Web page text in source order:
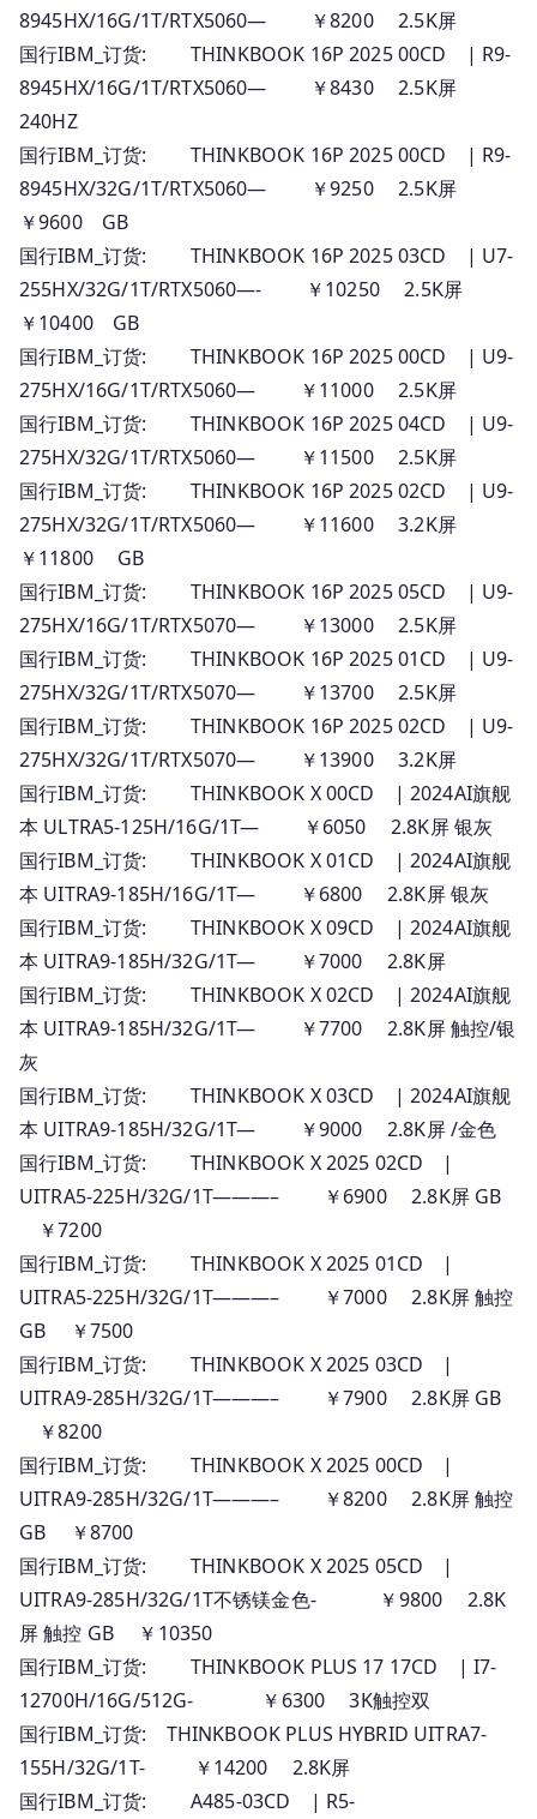
8945HX/16G/1T/RTX5060— ￥8200 2.5K屏
国行IBM_订货: THINKBOOK 16P 2025 00CD | R9-
8945HX/16G/1T/RTX5060— ￥8430 2.5K屏
240HZ
国行IBM_订货: THINKBOOK 16P 2025 00CD | R9-
8945HX/32G/1T/RTX5060— ￥9250 2.5K屏
￥9600 GB
国行IBM_订货: THINKBOOK 16P 2025 03CD | U7-
255HX/32G/1T/RTX5060—- ￥10250 2.5K屏
￥10400 GB
国行IBM_订货: THINKBOOK 16P 2025 00CD | U9-
275HX/16G/1T/RTX5060— ￥11000 2.5K屏
国行IBM_订货: THINKBOOK 16P 2025 04CD | U9-
275HX/32G/1T/RTX5060— ￥11500 2.5K屏
国行IBM_订货: THINKBOOK 16P 2025 02CD | U9-
275HX/32G/1T/RTX5060— ￥11600 3.2K屏
￥11800 GB
国行IBM_订货: THINKBOOK 16P 2025 05CD | U9-
275HX/16G/1T/RTX5070— ￥13000 2.5K屏
国行IBM_订货: THINKBOOK 16P 2025 01CD | U9-
275HX/32G/1T/RTX5070— ￥13700 2.5K屏
国行IBM_订货: THINKBOOK 16P 2025 02CD | U9-
275HX/32G/1T/RTX5070— ￥13900 3.2K屏
国行IBM_订货: THINKBOOK X 00CD | 2024AI旗舰
本 ULTRA5-125H/16G/1T— ￥6050 2.8K屏 银灰
国行IBM_订货: THINKBOOK X 01CD | 2024AI旗舰
本 UITRA9-185H/16G/1T— ￥6800 2.8K屏 银灰
国行IBM_订货: THINKBOOK X 09CD | 2024AI旗舰
本 UITRA9-185H/32G/1T— ￥7000 2.8K屏
国行IBM_订货: THINKBOOK X 02CD | 2024AI旗舰
本 UITRA9-185H/32G/1T— ￥7700 2.8K屏 触控/银
灰
国行IBM_订货: THINKBOOK X 03CD | 2024AI旗舰
本 UITRA9-185H/32G/1T— ￥9000 2.8K屏 /金色
国行IBM_订货: THINKBOOK X 2025 02CD |
UITRA5-225H/32G/1T———– ￥6900 2.8K屏 GB
￥7200
国行IBM_订货: THINKBOOK X 2025 01CD |
UITRA5-225H/32G/1T———– ￥7000 2.8K屏 触控
GB ￥7500
国行IBM_订货: THINKBOOK X 2025 03CD |
UITRA9-285H/32G/1T———– ￥7900 2.8K屏 GB
￥8200
国行IBM_订货: THINKBOOK X 2025 00CD |
UITRA9-285H/32G/1T———– ￥8200 2.8K屏 触控
GB ￥8700
国行IBM_订货: THINKBOOK X 2025 05CD |
UITRA9-285H/32G/1T不锈镁金色- ￥9800 2.8K
屏 触控 GB ￥10350
国行IBM_订货: THINKBOOK PLUS 17 17CD | I7-
12700H/16G/512G- ￥6300 3K触控双
国行IBM_订货: THINKBOOK PLUS HYBRID UITRA7-
155H/32G/1T- ￥14200 2.8K屏
国行IBM_订货: A485-03CD | R5-